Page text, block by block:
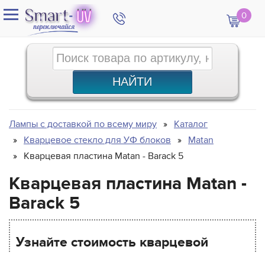
0
Лампы с доставкой по всему миру
Каталог
Кварцевое стекло для УФ блоков
Matan
Кварцевая пластина Matan - Barack 5
Кварцевая пластина Matan -
Barack 5
Узнайте стоимость кварцевой